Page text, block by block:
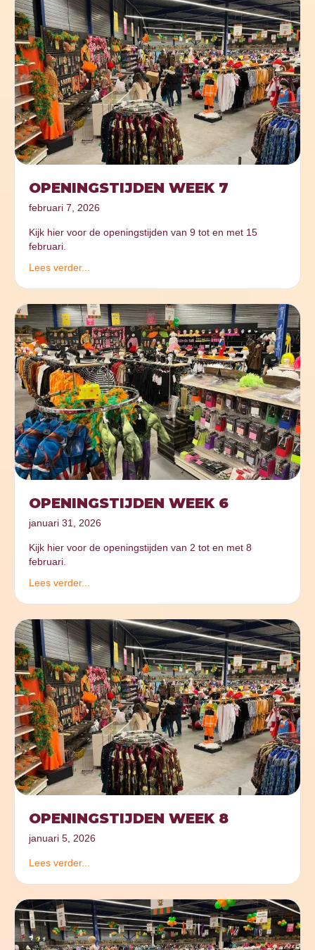
OPENINGSTIJDEN WEEK 7
februari 7, 2026
Kijk hier voor de openingstijden van 9 tot en met 15
februari.
Lees verder...
OPENINGSTIJDEN WEEK 6
januari 31, 2026
Kijk hier voor de openingstijden van 2 tot en met 8
februari.
Lees verder...
OPENINGSTIJDEN WEEK 8
januari 5, 2026
Lees verder...